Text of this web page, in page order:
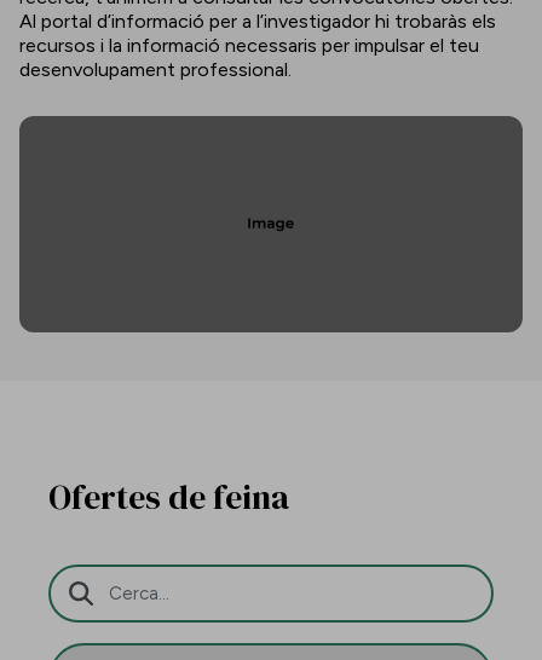
Al portal d’informació per a l’investigador hi trobaràs els
recursos i la informació necessaris per impulsar el teu
desenvolupament professional.
Ofertes de feina
Barra de cerca